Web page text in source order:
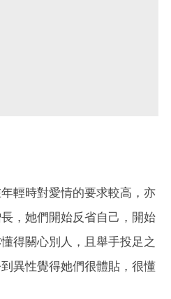
輕時對愛情的要求較高，亦
，她們開始反省自己，開始
得關心別人，且舉手投足之
異性覺得她們很體貼，很懂